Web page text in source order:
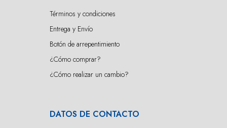
Términos y condiciones
Entrega y Envío
Botón de arrepentimiento
¿Cómo comprar?
¿Cómo realizar un cambio?
DATOS DE CONTACTO